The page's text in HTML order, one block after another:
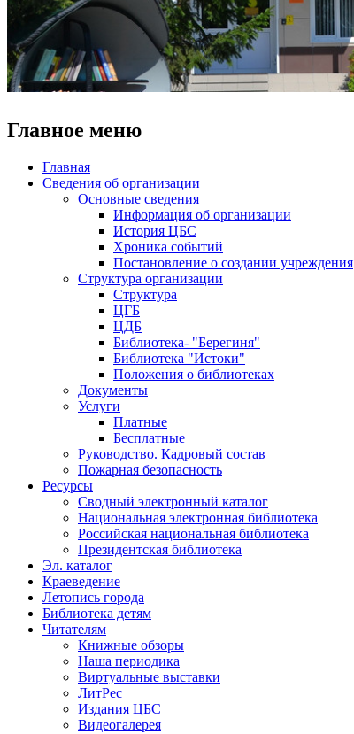
Главное меню
Главная
Сведения об организации
Основные сведения
Информация об организации
История ЦБС
Хроника событий
Постановление о создании учреждения
Структура организации
Структура
ЦГБ
ЦДБ
Библиотека- "Берегиня"
Библиотека "Истоки"
Положения о библиотеках
Документы
Услуги
Платные
Бесплатные
Руководство. Кадровый состав
Пожарная безопасность
Ресурсы
Сводный электронный каталог
Национальная электронная библиотека
Российская национальная библиотека
Президентская библиотека
Эл. каталог
Краеведение
Летопись города
Библиотека детям
Читателям
Книжные обзоры
Наша периодика
Виртуальные выставки
ЛитРес
Издания ЦБС
Видеогалерея